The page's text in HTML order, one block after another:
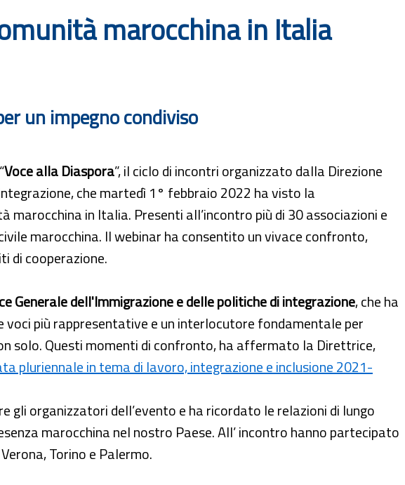
marocchina in Italia
un impegno condiviso
Voce alla Diaspora”, il ciclo di incontri organizzato dalla Direzione
che martedì 1° febbraio 2022 ha visto la
marocchina in Italia. Presenti all’incontro più di 30 associazioni e
marocchina. Il webinar ha consentito un vivace confronto,
di cooperazione.
Generale dell'Immigrazione e delle politiche di integrazione, che ha
più rappresentative e un interlocutore fondamentale per
solo. Questi momenti di confronto, ha affermato la Direttrice,
pluriennale in tema di lavoro, integrazione e inclusione 2021-
gli organizzatori dell’evento e ha ricordato le relazioni di lungo
marocchina nel nostro Paese. All’ incontro hanno partecipato
Torino e Palermo.